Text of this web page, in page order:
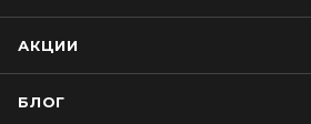
АКЦИИ
БЛОГ